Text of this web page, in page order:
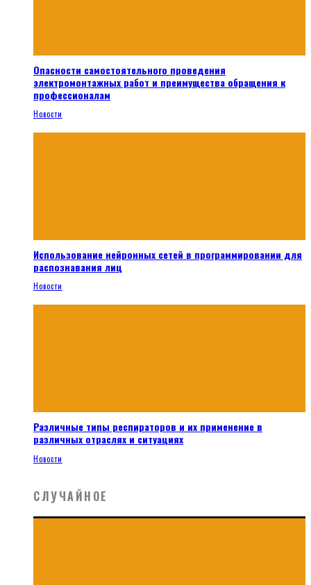
Опасности самостоятельного проведения
электромонтажных работ и преимущества обращения к
профессионалам
Новости
Использование нейронных сетей в программировании для
распознавания лиц
Новости
Различные типы респираторов и их применение в
различных отраслях и ситуациях
Новости
СЛУЧАЙНОЕ